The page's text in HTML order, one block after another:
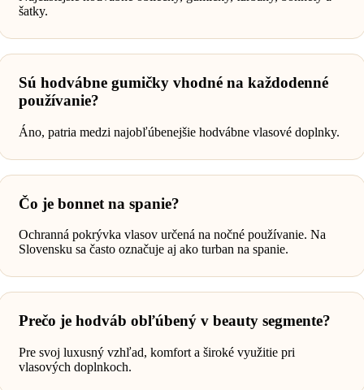
šatky.
Sú hodvábne gumičky vhodné na každodenné
používanie?
Áno, patria medzi najobľúbenejšie hodvábne vlasové doplnky.
Čo je bonnet na spanie?
Ochranná pokrývka vlasov určená na nočné používanie. Na
Slovensku sa často označuje aj ako turban na spanie.
Prečo je hodváb obľúbený v beauty segmente?
Pre svoj luxusný vzhľad, komfort a široké využitie pri
vlasových doplnkoch.